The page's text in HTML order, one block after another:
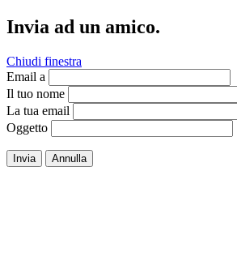
Invia ad un amico.
Chiudi finestra
Email a
Il tuo nome
La tua email
Oggetto
Invia Annulla